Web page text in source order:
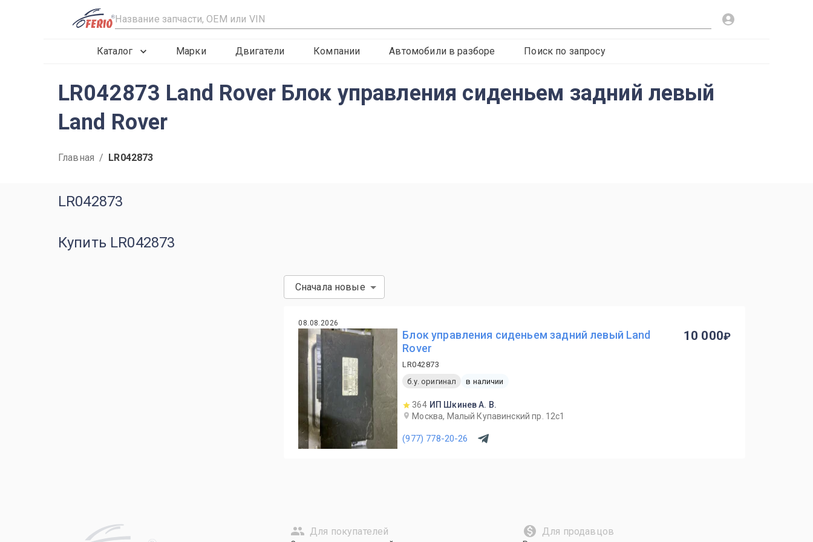
R
Каталог Марки Двигатели Компании Автомобили в разборе Поиск по запросу
LR042873 Land Rover Блок управления сиденьем задний левый
Land Rover
Главная / LR042873
LR042873
Купить LR042873
Сначала новые
08.08.2026
Блок управления сиденьем задний левый Land
Rover
LR042873
б.у. оригинал
в наличии
364 ИП Шкинев А. В.
Москва, Малый Купавинский пр. 12с1
(977) 778-20-26
10 000
Для покупателей Для продавцов